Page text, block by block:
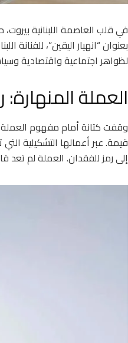
في قلب العاصمة اللبنانية
بعنوان “انهيار اليقين”،
لظواهر اجتماعية واقتصادية
العملة المنهارة:
وقفت كتانة أمام مفهوم العملة،
قيمة. عبر أعمالها التشكيلية
إلى رمز للفقدان. العملة لم